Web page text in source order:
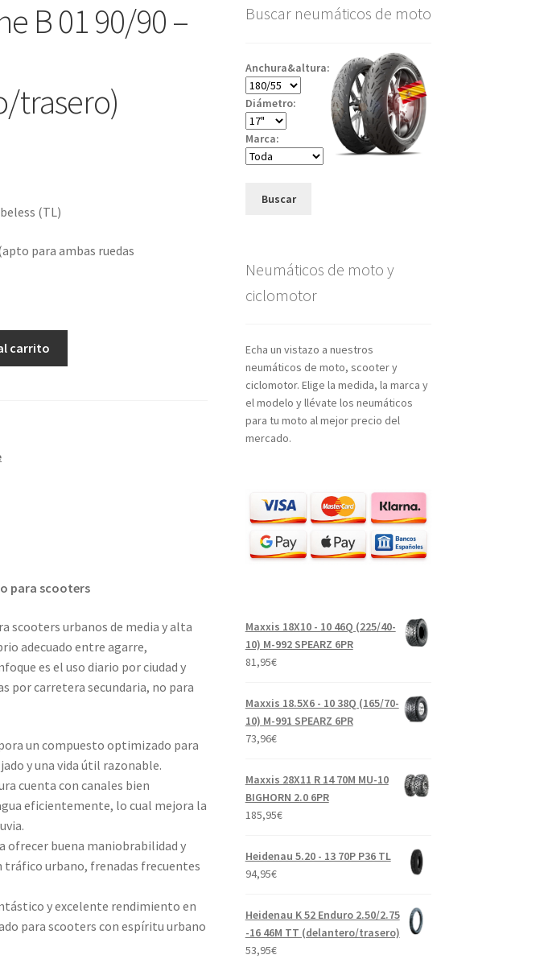
B 01 90/90 –
trasero)
(TL)
para ambas ruedas
carrito
para scooters
scooters urbanos de media y alta
adecuado entre agarre,
es el uso diario por ciudad y
por carretera secundaria, no para
un compuesto optimizado para
y una vida útil razonable.
cuenta con canales bien
eficientemente, lo cual mejora la
ofrecer buena maniobrabilidad y
urbano, frenadas frecuentes
y excelente rendimiento en
para scooters con espíritu urbano
Buscar neumáticos de moto
Anchura&altura:
Diámetro:
Marca:
Buscar
Neumáticos de moto y
ciclomotor
Echa un vistazo a nuestros
neumáticos de moto, scooter y
ciclomotor. Elige la medida, la marca y
el modelo y llévate los neumáticos
para tu moto al mejor precio del
mercado.
Maxxis 18X10 - 10 46Q (225/40-
10) M-992 SPEARZ 6PR
81,95€
Maxxis 18.5X6 - 10 38Q (165/70-
10) M-991 SPEARZ 6PR
73,96€
Maxxis 28X11 R 14 70M MU-10
BIGHORN 2.0 6PR
185,95€
Heidenau 5.20 - 13 70P P36 TL
94,95€
Heidenau K 52 Enduro 2.50/2.75
-16 46M TT (delantero/trasero)
53,95€